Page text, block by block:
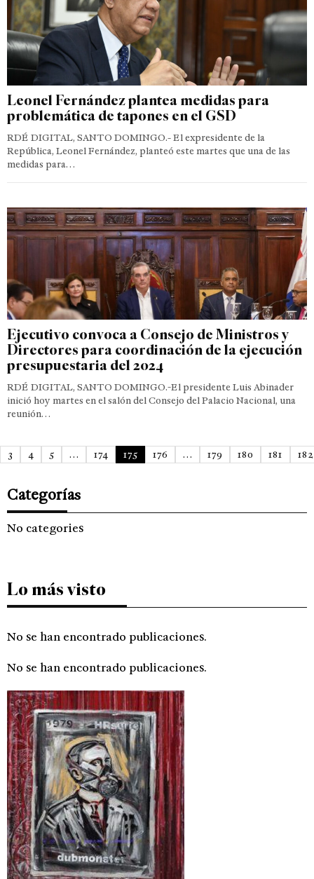
Leonel Fernández plantea medidas para
problemática de tapones en el GSD
RDÉ DIGITAL, SANTO DOMINGO.- El expresidente de la
República, Leonel Fernández, planteó este martes que una de las
medidas para…
Ejecutivo convoca a Consejo de Ministros y
Directores para coordinación de la ejecución
presupuestaria del 2024
RDÉ DIGITAL, SANTO DOMINGO.-El presidente Luis Abinader
inició hoy martes en el salón del Consejo del Palacio Nacional, una
reunión…
3 4 5 … 174 175 176 … 179 180 181 182
Categorías
No categories
Lo más visto
No se han encontrado publicaciones.
No se han encontrado publicaciones.